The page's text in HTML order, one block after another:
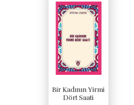
Bir Kadının Yirmi
Dört Saati